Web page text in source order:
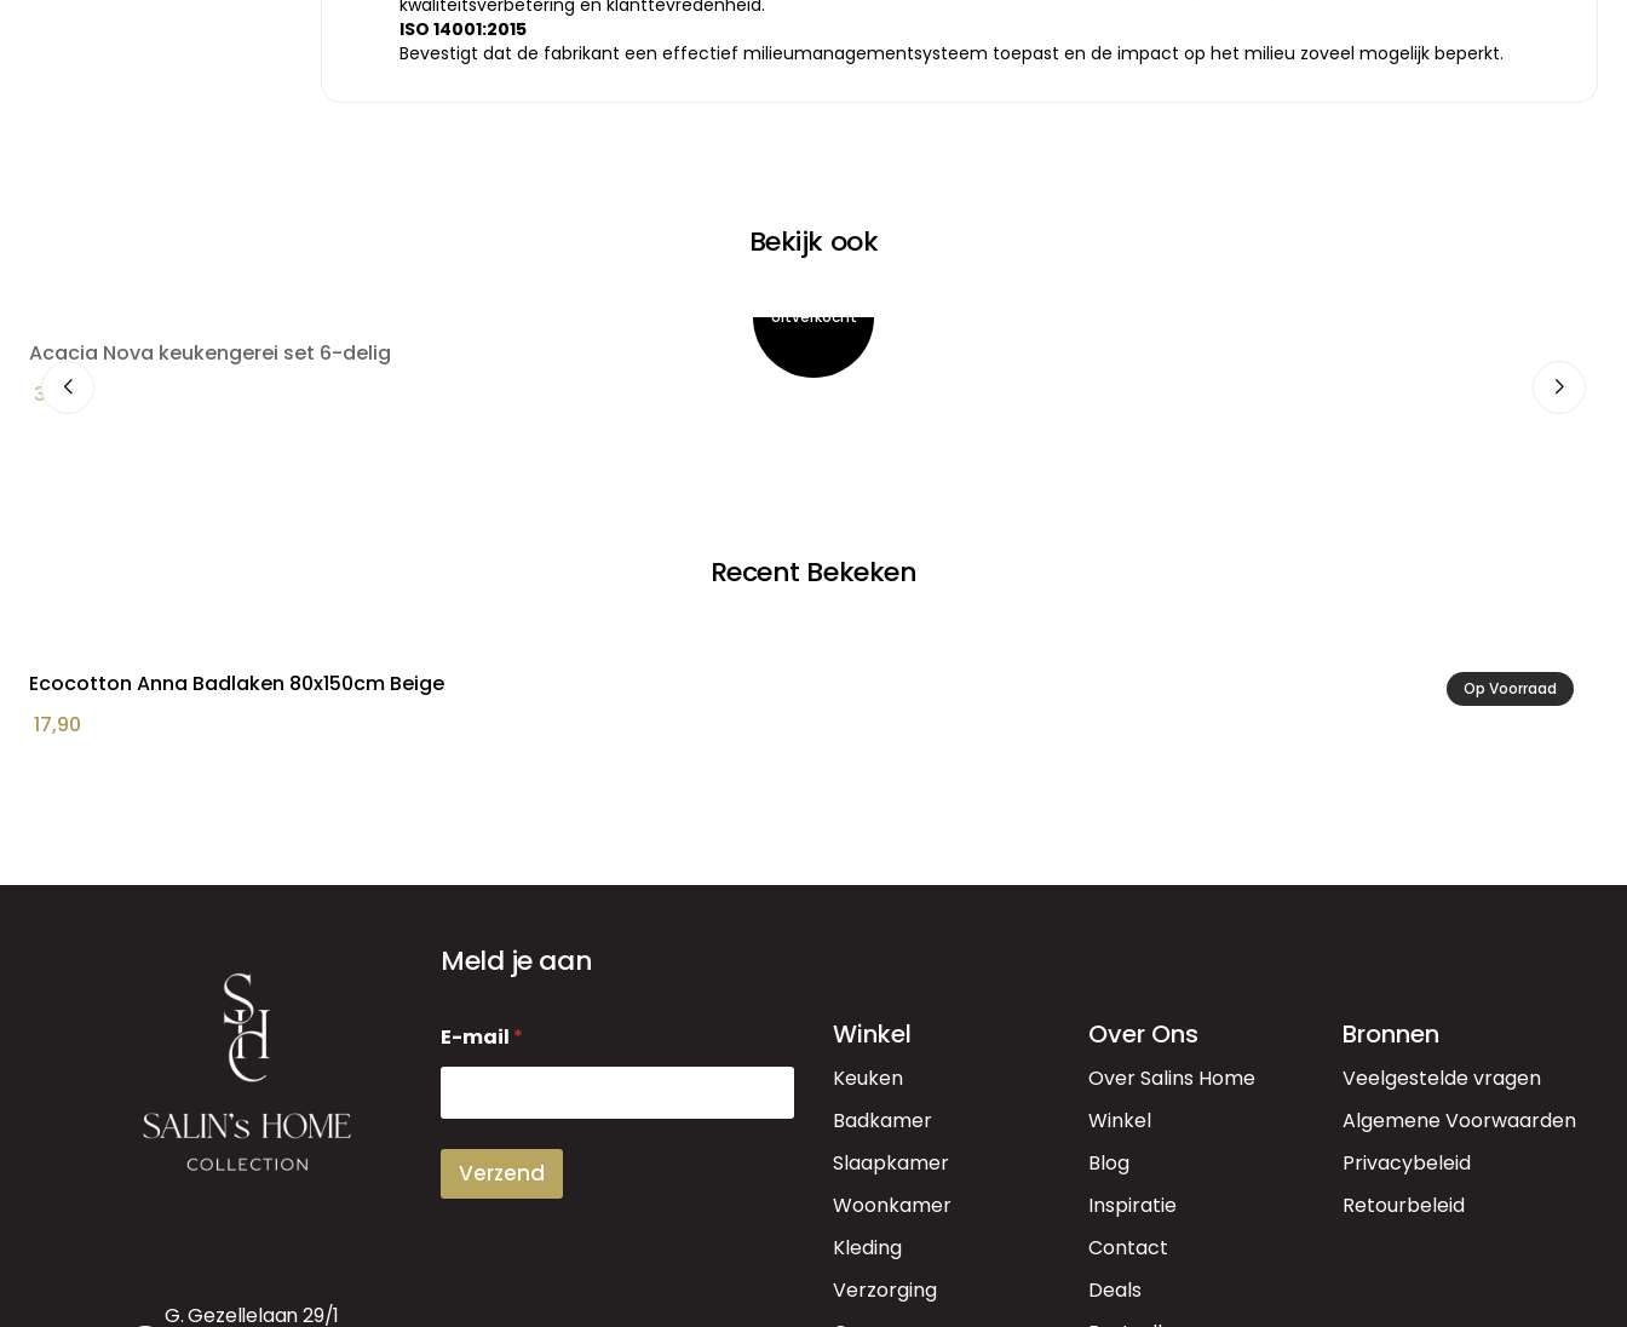
ISO 14001:2015
Bevestigt dat de fabrikant een effectief milieumanagementsysteem toepast en de impact op het milieu zoveel mogelijk beperkt.
Bekijk ook
Acacia Nova keukengerei set 6-delig
34,90
Recent Bekeken
Op Voorraad
Ecocotton Anna Badlaken 80x150cm Beige
17,90
G. Gezellelaan 29/1
Meld je aan
-
m
i
E-mail *
Verzend
Winkel
Keuken
Badkamer
Slaapkamer
Woonkamer
Kleding
Verzorging
Over Ons
Over Salins Home
Winkel
Blog
Inspiratie
Contact
Deals
Bronnen
Veelgestelde vragen
Algemene Voorwaarden
Privacybeleid
Retourbeleid